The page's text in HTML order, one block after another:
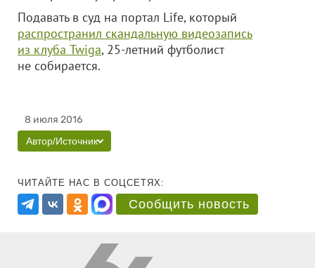
Подавать в суд на портал Life, который
распространил скандальную видеозапись
из клуба Twiga, 25-летний футболист
не собирается.
8 июля 2016
Автор/Источник
ЧИТАЙТЕ НАС В СОЦСЕТЯХ:
Сообщить новость